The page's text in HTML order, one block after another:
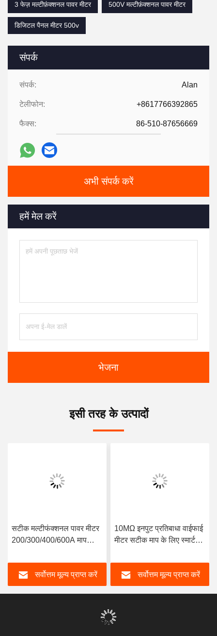
संपर्क
संपर्क: Alan
टेलीफोन: +8617766392865
फैक्स: 86-510-87656669
अभी संपर्क करें
हमें मेल करें
भेजना
3 फेज़ मल्टीफ़ंक्शनल पावर मीटर
500V मल्टीफ़ंक्शनल पावर मीटर
डिजिटल पैनल मीटर 500v
इसी तरह के उत्पादों
सटीक मल्टीफंक्शनल पावर मीटर
200/300/400/600A माप
डीसी बिजली की आपूर्ति
सर्वोत्तम मूल्य प्राप्त करें
10MΩ इनपुट प्रतिबाधा वाईफाई
मीटर सटीक माप के लिए स्मार्ट
सर्वोत्तम मूल्य प्राप्त करें